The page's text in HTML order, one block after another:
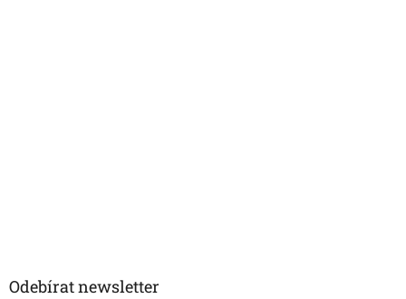
Odebírat newsletter